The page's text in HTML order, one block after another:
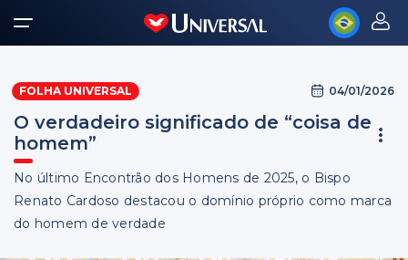
FOLHA UNIVERSAL 04/01/2026
O verdadeiro significado de “coisa de
homem”
No último Encontrão dos Homens de 2025, o Bispo
Renato Cardoso destacou o domínio próprio como marca
do homem de verdade